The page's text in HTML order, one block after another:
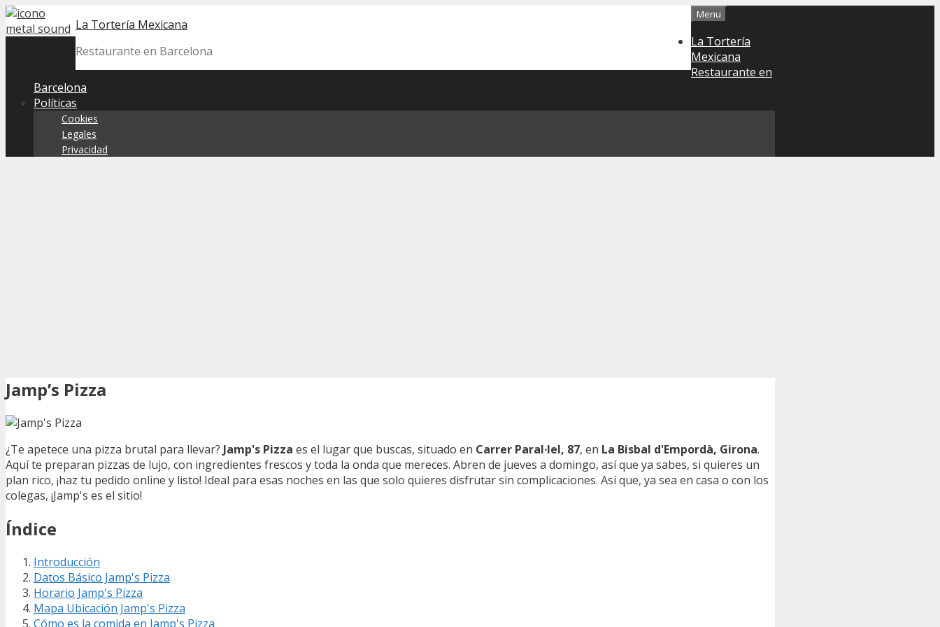
Skip
to
La Tortería Mexicana
Restaurante en Barcelona
Menu
La Tortería
Mexicana
Restaurante en
Barcelona
Políticas
Cookies
Legales
Privacidad
Jamp’s Pizza
¿Te apetece una pizza brutal para llevar? Jamp's Pizza es el lugar que buscas, situado en Carrer Paral·lel, 87, en La Bisbal d'Empordà, Girona.
Aquí te preparan pizzas de lujo, con ingredientes frescos y toda la onda que mereces. Abren de jueves a domingo, así que ya sabes, si quieres un
plan rico, ¡haz tu pedido online y listo! Ideal para esas noches en las que solo quieres disfrutar sin complicaciones. Así que, ya sea en casa o con los
colegas, ¡Jamp's es el sitio!
Índice
Introducción
Datos Básico Jamp's Pizza
Horario Jamp's Pizza
Mapa Ubicación Jamp's Pizza
Cómo es la comida en Jamp's Pizza